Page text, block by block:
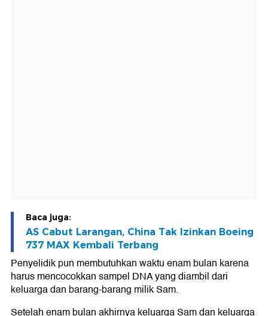
Baca juga:
AS Cabut Larangan, China Tak Izinkan Boeing
737 MAX Kembali Terbang
Penyelidik pun membutuhkan waktu enam bulan karena
harus mencocokkan sampel DNA yang diambil dari
keluarga dan barang-barang milik Sam.
Setelah enam bulan akhirnya keluarga Sam dan keluarga